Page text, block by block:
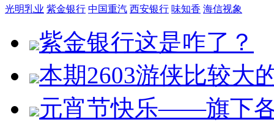
光明乳业 紫金银行 中国重汽 西安银行 味知香 海信视象
紫金银行这是咋了？
本期2603游侠比较大
元宵节快乐——旗下